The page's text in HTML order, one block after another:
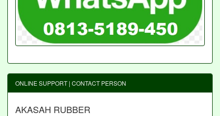
ONLINE SUPPORT | CONTACT PERSON
AKASAH RUBBER